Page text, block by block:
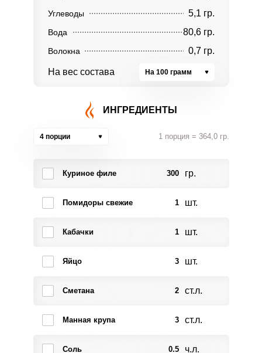
Углеводы 5,1 гр.
Вода 80,6 гр.
Волокна 0,7 гр.
На вес состава На 100 грамм
ИНГРЕДИЕНТЫ
4 порции 1 порция = 364,0 гр.
Куриное филе 300 гр.
Помидоры свежие 1 шт.
Кабачки 1 шт.
Яйцо 3 шт.
Сметана 2 ст.л.
Манная крупа 3 ст.л.
Соль 0.5 ч.л.